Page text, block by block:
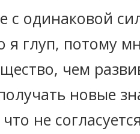
с одинаковой
я глуп, потому
чем
новые
не